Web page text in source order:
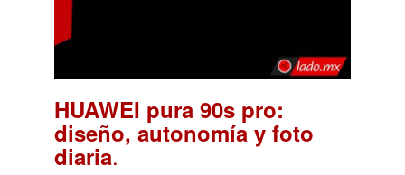
HUAWEI pura 90s pro:
diseño, autonomía y foto
diaria.